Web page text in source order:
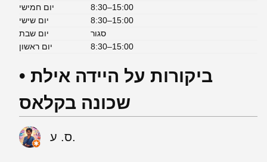
יום חמישי
8:30–15:00
יום שישי
8:30–15:00
יום שבת
סגור
יום ראשון
8:30–15:00
ביקורות על היידה אילת •
שכונה בקלאס
ס. ע.